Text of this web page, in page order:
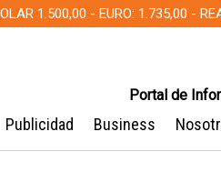
1.500,00 - EURO: 1.735,00 -
Portal de
Publicidad Business